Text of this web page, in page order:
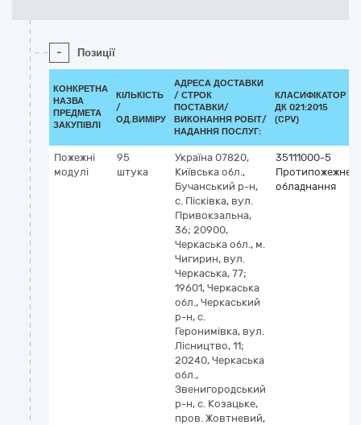
- Позиції
КОНКРЕТНА
НАЗВА
ПРЕДМЕТА
ЗАКУПІВЛІ
КІЛЬКІСТЬ
/
ОД.ВИМІРУ
АДРЕСА ДОСТАВКИ
/ СТРОК
ПОСТАВКИ/
ВИКОНАННЯ РОБІТ/
НАДАННЯ ПОСЛУГ:
КЛАСИФІКАТОР
ДК 021:2015
(CPV)
Пожежні
модулі
95
штука
Україна 07820,
Київська обл.,
Бучанський р-н,
с. Пісківка, вул.
Привокзальна,
36; 20900,
Черкаська обл., м.
Чигирин, вул.
Черкаська, 77;
19601, Черкаська
обл., Черкаський
р-н, с.
Геронимівка, вул.
Лісництво, 11;
20240, Черкаська
обл.,
Звенигородський
р-н, с. Козацьке,
пров. Жовтневий,
35111000-5
Протипожежне
обладнання